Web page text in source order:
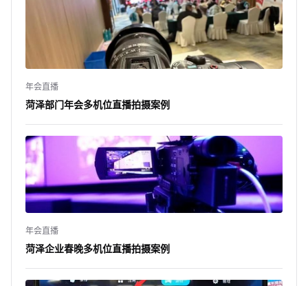
年会直播
菏泽部门年会多机位直播拍摄案例
年会直播
菏泽企业春晚多机位直播拍摄案例